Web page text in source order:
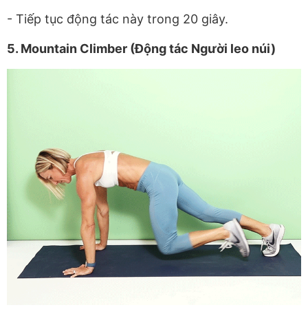
- Tiếp tục động tác này trong 20 giây.
5. Mountain Climber (Động tác Người leo núi)